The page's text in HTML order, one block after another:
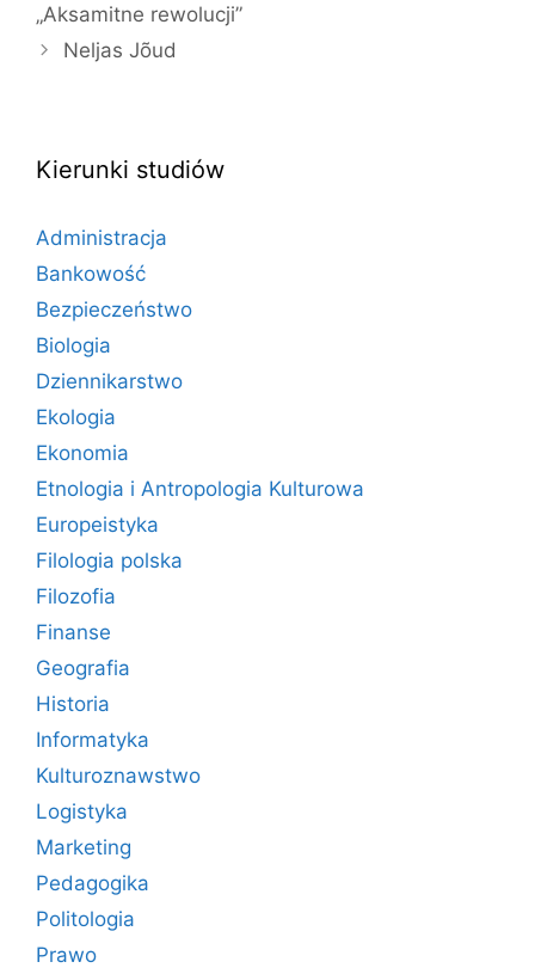
„Aksamitne rewolucji”
Neljas Jõud
Kierunki studiów
Administracja
Bankowość
Bezpieczeństwo
Biologia
Dziennikarstwo
Ekologia
Ekonomia
Etnologia i Antropologia Kulturowa
Europeistyka
Filologia polska
Filozofia
Finanse
Geografia
Historia
Informatyka
Kulturoznawstwo
Logistyka
Marketing
Pedagogika
Politologia
Prawo